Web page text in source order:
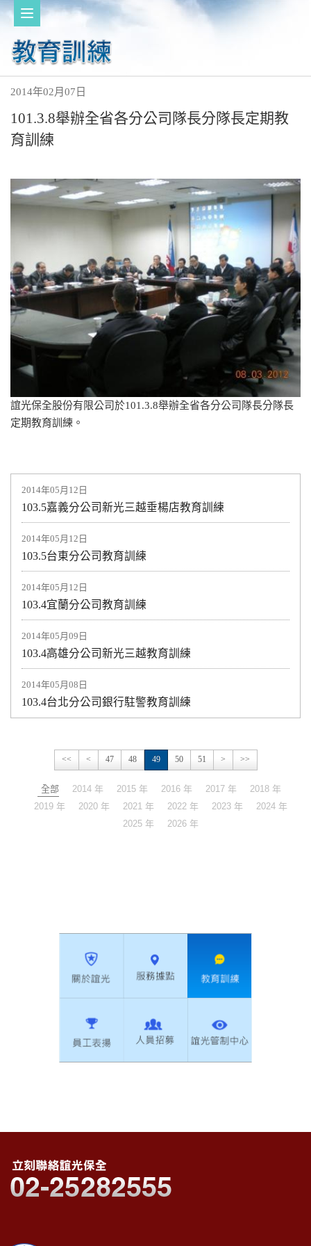
2014年05月12日
103.5嘉義分公司新光三越垂楊店教育訓練
2014年05月12日
103.5台東分公司教育訓練
2014年05月12日
103.4宜蘭分公司教育訓練
2014年05月09日
103.4高雄分公司新光三越教育訓練
2014年05月08日
103.4台北分公司銀行駐警教育訓練
<< < 47 48 49 50 51 > >>
全部 2014 年 2015 年 2016 年 2017 年
2018 年
2019 年
2020 年 2021 年 2022 年 2023 年
2024 年
2025 年
2026 年
2014年02月07日
101.3.8舉辦全省各分公司隊長分隊長定期教
育訓練
誼光保全股份有限公司於101.3.8舉辦全省各分公司隊長分隊長
定期教育訓練。